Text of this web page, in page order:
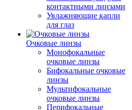
контактными линзами
Увлажняющие капли
для глаз
Очковые линзы
Монофокальные
очковые линзы
Бифокальные очковые
линзы
Мультифокальные
очковые линзы
Перифокальные